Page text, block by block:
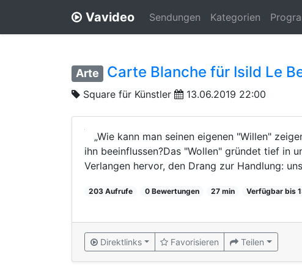
Vavideo Sendungen Kategorien
Arte Carte Blanche für Isild Le
Square für Künstler 13.06.2019 22:00
„Wie kann man seinen eigenen "Willen"
ihn beeinflussen?Das "Wollen" gründet tief in
Verlangen hervor, den Drang zur Handlung:
203 Aufrufe 0 Bewertungen 27 min Verfügbar bis
Direktlinks Favorisieren Teilen